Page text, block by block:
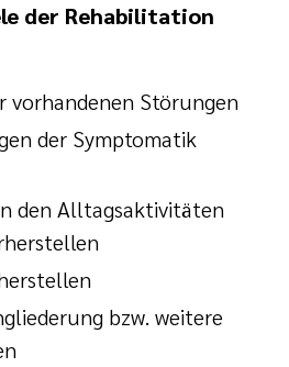
der Rehabilitation
vorhandenen Störungen
der Symptomatik
den Alltagsaktivitäten
bzw. weitere